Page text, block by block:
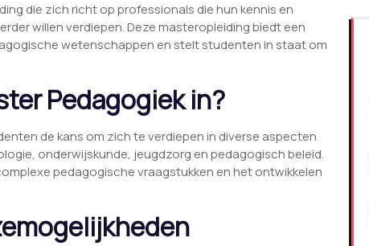
die zich richt op professionals die hun kennis en
willen verdiepen. Deze masteropleiding biedt een
wetenschappen en stelt studenten in staat om
Pedagogiek in?
de kans om zich te verdiepen in diverse aspecten
onderwijskunde, jeugdzorg en pedagogisch beleid.
pedagogische vraagstukken en het ontwikkelen